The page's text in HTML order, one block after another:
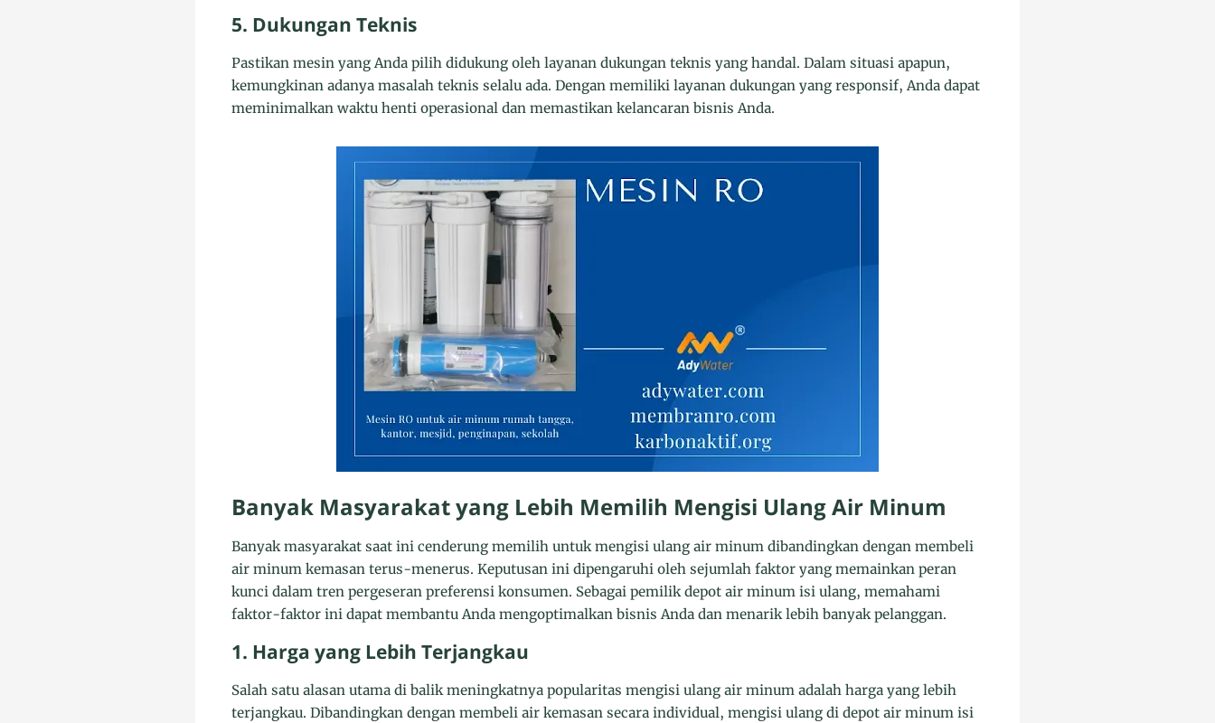
5. Dukungan Teknis
Pastikan mesin yang Anda pilih didukung oleh layanan dukungan teknis yang handal. Dalam situasi apapun,
kemungkinan adanya masalah teknis selalu ada. Dengan memiliki layanan dukungan yang responsif, Anda dapat
meminimalkan waktu henti operasional dan memastikan kelancaran bisnis Anda.
Banyak Masyarakat yang Lebih Memilih Mengisi Ulang Air Minum
Banyak masyarakat saat ini cenderung memilih untuk mengisi ulang air minum dibandingkan dengan membeli
air minum kemasan terus-menerus. Keputusan ini dipengaruhi oleh sejumlah faktor yang memainkan peran
kunci dalam tren pergeseran preferensi konsumen. Sebagai pemilik depot air minum isi ulang, memahami
faktor-faktor ini dapat membantu Anda mengoptimalkan bisnis Anda dan menarik lebih banyak pelanggan.
1. Harga yang Lebih Terjangkau
Salah satu alasan utama di balik meningkatnya popularitas mengisi ulang air minum adalah harga yang lebih
terjangkau. Dibandingkan dengan membeli air kemasan secara individual, mengisi ulang di depot air minum isi